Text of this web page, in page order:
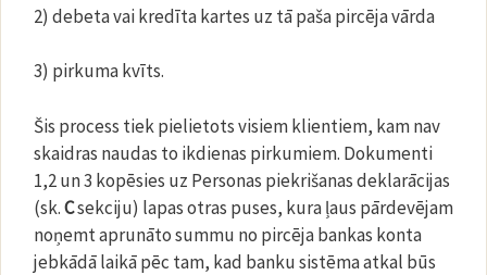
2) debeta vai kredīta kartes uz tā paša pircēja vārda
3) pirkuma kvīts.
Šis process tiek pielietots visiem klientiem, kam nav
skaidras naudas to ikdienas pirkumiem. Dokumenti
1,2 un 3 kopēsies uz Personas piekrišanas deklarācijas
(sk.Csekciju) lapas otras puses, kura ļaus pārdevējam
noņemt aprunāto summu no pircēja bankas konta
jebkādā laikā pēc tam, kad banku sistēma atkal būs